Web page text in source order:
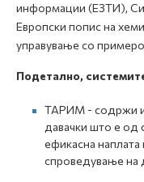
информации (ЕЗТИ),
Европски попис на
управување со
Подетално,
ТАРИМ - содржи и
давачки што е од
ефикасна наплата
спроведување на